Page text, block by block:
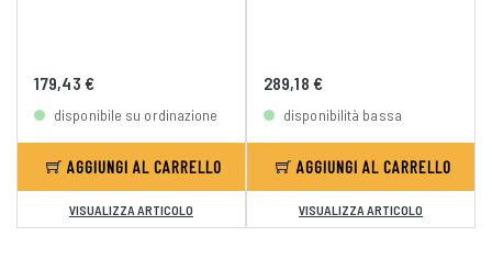
179,43 €
disponibile su ordinazione
AGGIUNGI AL CARRELLO
VISUALIZZA ARTICOLO
289,18 €
disponibilità bassa
AGGIUNGI AL CARRELLO
VISUALIZZA ARTICOLO